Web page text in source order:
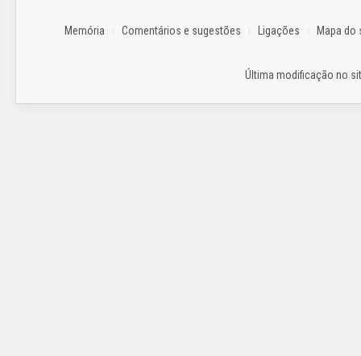
Memória Comentários e sugestões Ligações Mapa do
Última modificação no